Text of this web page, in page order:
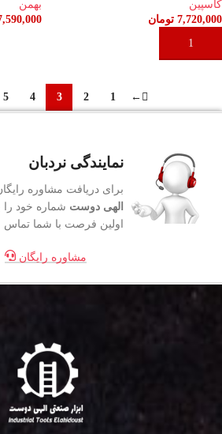
کاسپین
7,720,000 تومان
افزودن به سبد خرید
بهمن
←
1
2
3
4
5
نمایندگی نردبان
برای دریافت مشاوره
الهی دوست شماره خود را
اولین فرصت با شما تماس
مشاوره رایگان